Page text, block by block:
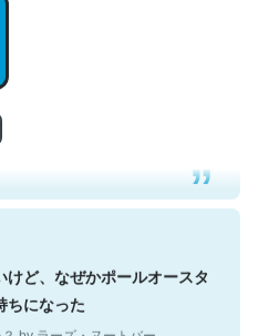
バーなんだろうなと凄く思
文もお勧め。自分はこの流
Then Covid hit. Shit.
by ラーズ・ヌートバー
ど、なぜかポールオースタ
になった
by ラーズ・ヌートバー